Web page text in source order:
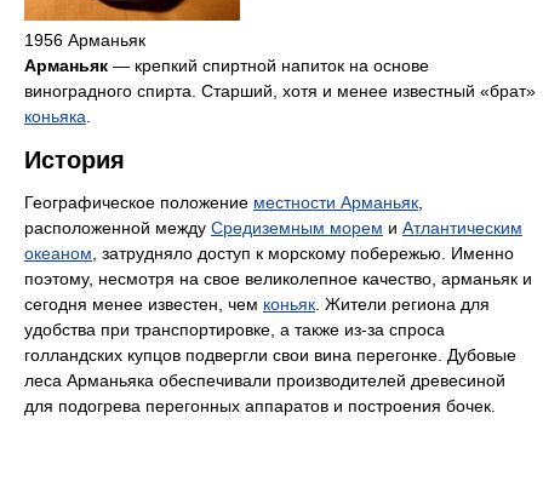
1956 Арманьяк
Арманьяк — крепкий спиртной напиток на основе
виноградного спирта. Старший, хотя и менее известный «брат»
коньяка.
История
Географическое положение местности Арманьяк,
расположенной между Средиземным морем и Атлантическим
океаном, затрудняло доступ к морскому побережью. Именно
поэтому, несмотря на свое великолепное качество, арманьяк и
сегодня менее известен, чем коньяк. Жители региона для
удобства при транспортировке, а также из-за спроса
голландских купцов подвергли свои вина перегонке. Дубовые
леса Арманьяка обеспечивали производителей древесиной
для подогрева перегонных аппаратов и построения бочек.